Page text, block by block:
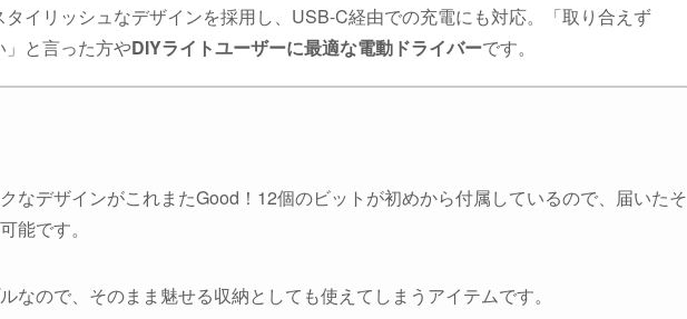
イリッシュなデザインを採用し、USB-C経由での充電にも対応。「取り合えず
と言った方やDIYライトユーザーに最適な電動ドライバーです。
なデザインがこれまたGood！12個のビットが初めから付属しているので、届いたそ
能です。
なので、そのまま魅せる収納としても使えてしまうアイテムです。